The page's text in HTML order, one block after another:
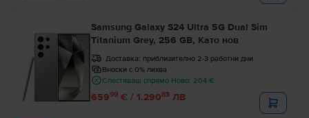
Samsung Galaxy S24 Ultra 5G Dual Sim
Titanium Grey, 256 GB, Като нов
Доставка: приблизително 2-3 работни дни
Вноски с 0% лихва
Спестяваш спрямо Ново: 204 €
65999 € / 1.29083 ЛВ